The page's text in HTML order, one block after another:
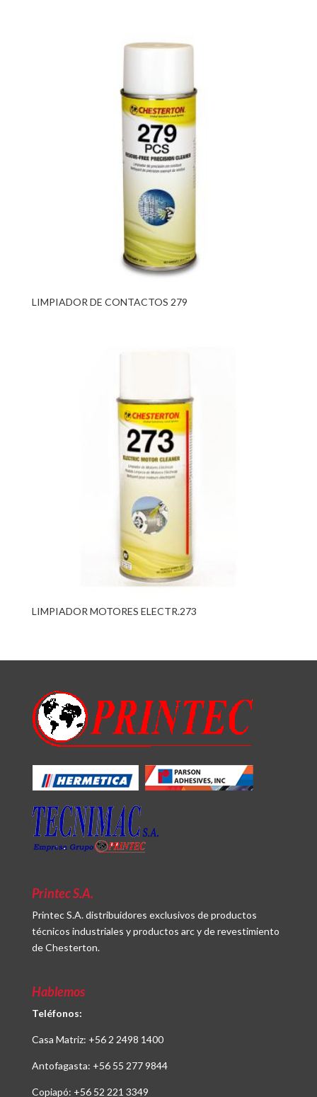
LIMPIADOR DE CONTACTOS 279
LIMPIADOR MOTORES ELECTR.273
Printec S.A.
Printec S.A. distribuidores exclusivos de productos
técnicos industriales y productos arc y de revestimiento
de Chesterton.
Hablemos
Teléfonos:
Casa Matriz: +56 2 2498 1400
Antofagasta: +56 55 277 9844
Copiapó: +56 52 221 3349